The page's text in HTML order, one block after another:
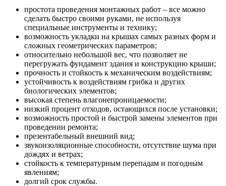
простота проведения монтажных работ – все можно
сделать быстро своими руками, не используя
специальные инструменты и технику;
возможность укладки на крышах самых разных форм и
сложных геометрических параметров;
относительно небольшой вес, что позволяет не
перегружать фундамент здания и конструкцию крыши;
прочность и стойкость к механическим воздействиям;
устойчивость к воздействиям грибка и других
биологических элементов;
высокая степень влагонепроницаемости;
низкий процент отходов, остающихся после установки;
возможность простой и быстрой замены элементов при
проведении ремонта;
презентабельный внешний вид;
звукоизоляционные способности, отсутствие шума при
дождях и ветрах;
стойкость к температурным перепадам и погодным
явлениям;
долгий срок службы.